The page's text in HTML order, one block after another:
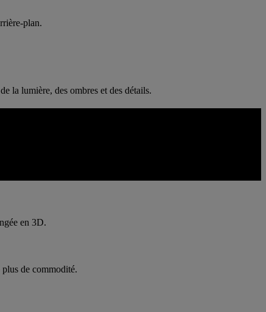
plan.
la lumière, des ombres et des détails.
en 3D.
de commodité.